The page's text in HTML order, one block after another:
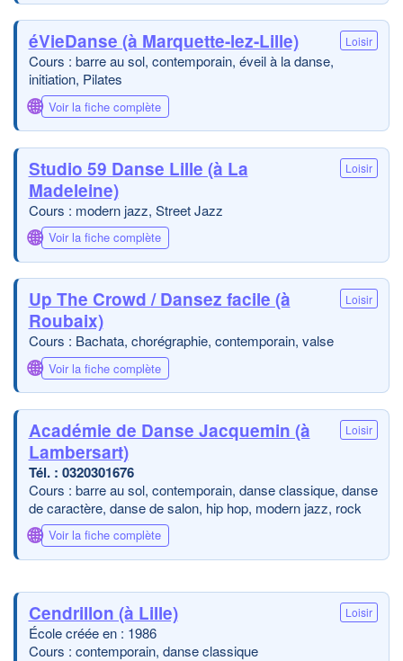
éVieDanse (à Marquette-lez-Lille) Loisir
Cours : barre au sol, contemporain, éveil à la danse,
initiation, Pilates
🌐 Voir la fiche complète
Studio 59 Danse Lille (à La
Madeleine)
Loisir
Cours : modern jazz, Street Jazz
🌐 Voir la fiche complète
Up The Crowd / Dansez facile (à
Roubaix)
Loisir
Cours : Bachata, chorégraphie, contemporain, valse
🌐 Voir la fiche complète
Académie de Danse Jacquemin (à
Lambersart)
Loisir
0320301676
Cours : barre au sol, contemporain, danse classique, danse
de caractère, danse de salon, hip hop, modern jazz, rock
🌐 Voir la fiche complète
Cendrillon (à Lille) Loisir
École créée en : 1986
Cours : contemporain, danse classique